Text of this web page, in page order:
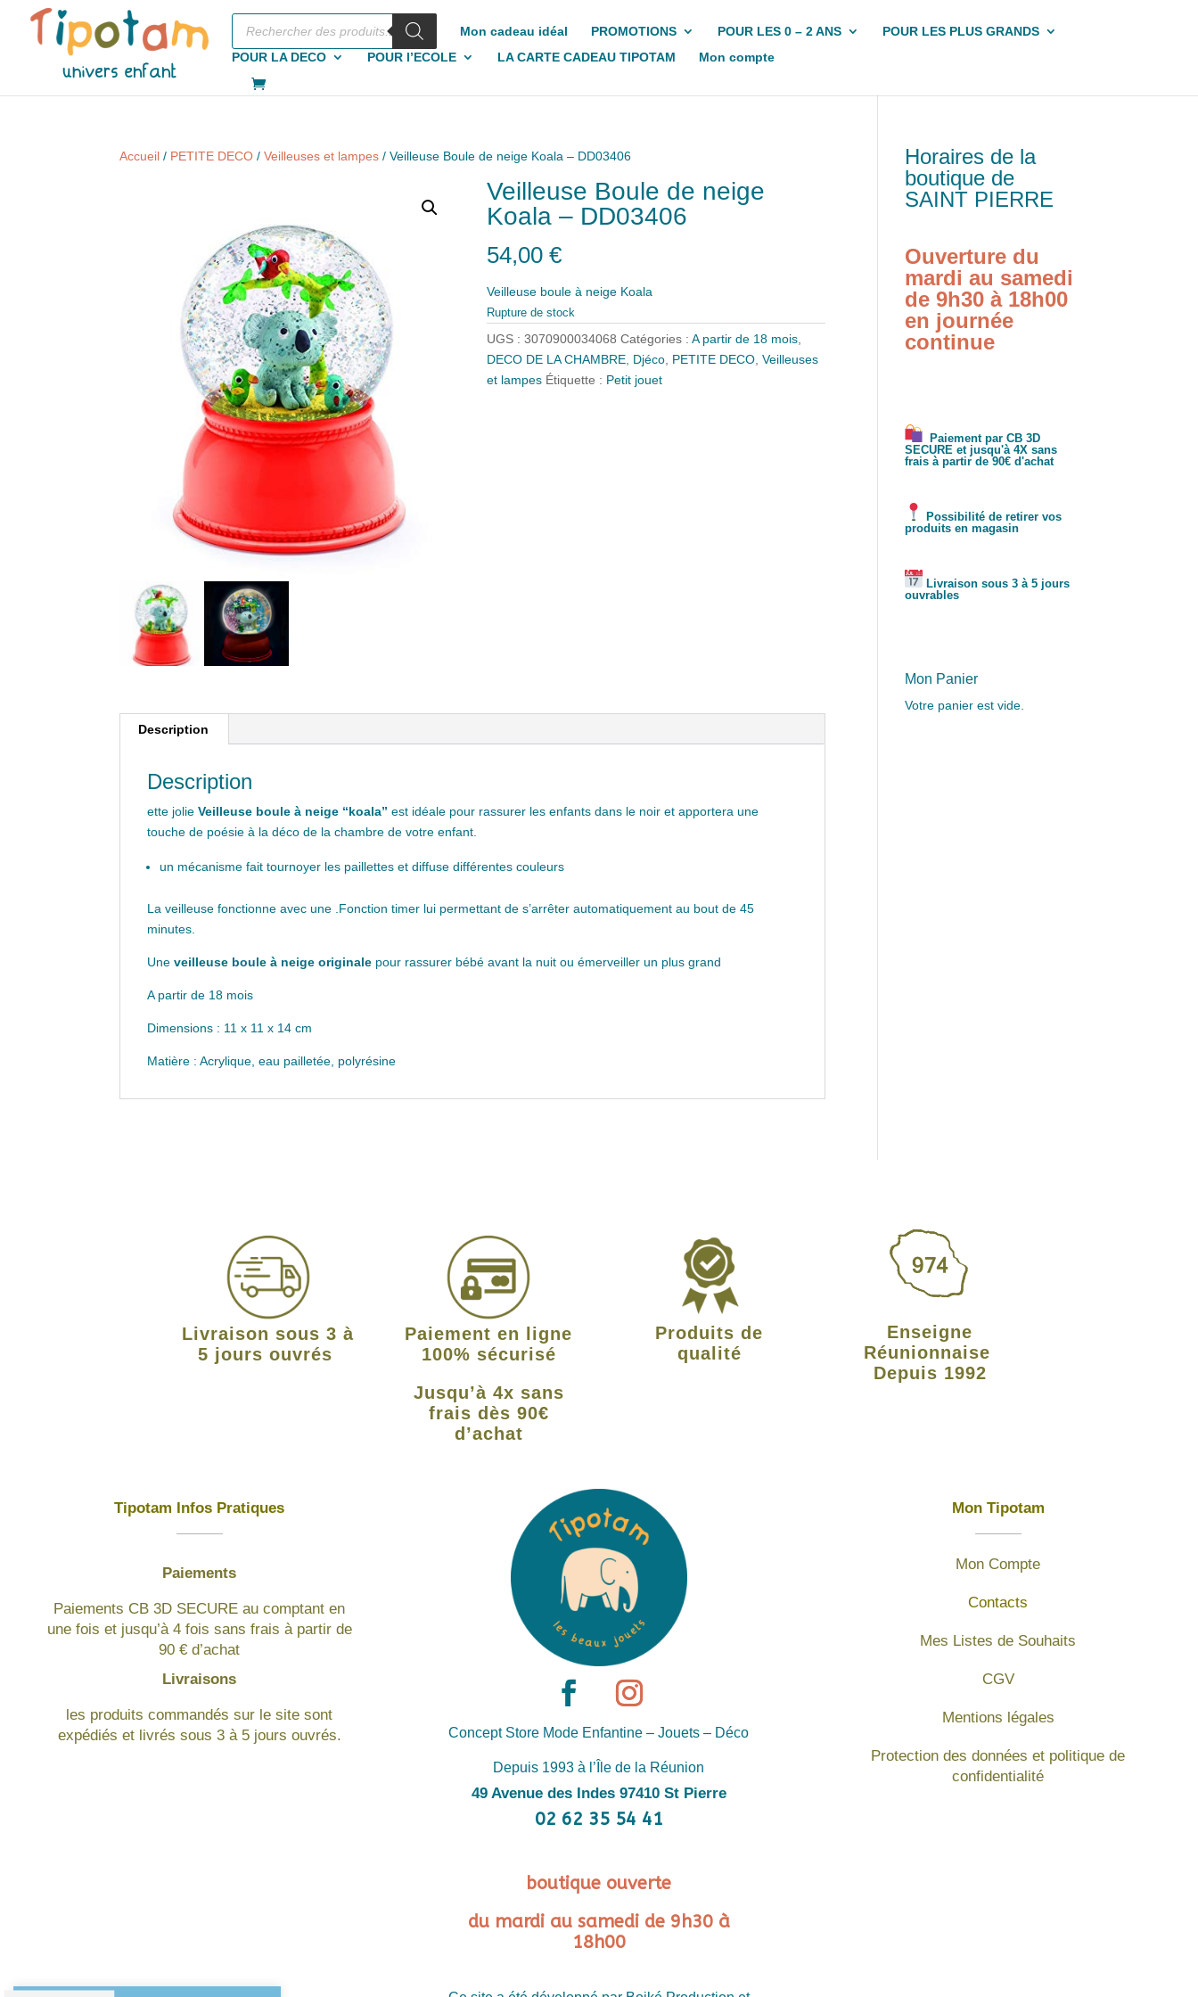
Recherche
produits
Mon cadeau idéal PROMOTIONS POUR LES 0 – 2 ANS
POUR LES PLUS GRANDS
POUR LA DECO
POUR l’ECOLE LA CARTE CADEAU TIPOTAM Mon compte
Accueil / PETITE DECO /Veilleuses et lampes / Veilleuse Boule de neige Koala – DD03406
Veilleuse Boule de neige
Koala – DD03406
54,00€
Veilleuse boule à neige Koala
Rupture de stock
UGS :3070900034068 Catégories :A partir de 18 mois,
DECO DE LA CHAMBRE, Djéco, PETITE DECO,Veilleuses
et lampes Étiquette : Petit jouet
Description
Description
ette jolieVeilleuse boule à neige “koala” est idéale pour rassurer les enfants dans le noir et apportera une
touche de poésie à la déco de la chambre de votre enfant.
un mécanisme fait tournoyer les paillettes et diffuse différentes couleurs
La veilleuse fonctionne avec une .Fonction timer lui permettant de s’arrêter automatiquement au bout de 45
minutes.
Uneveilleuse boule à neige originale pour rassurer bébé avant la nuit ou émerveiller un plus grand
A partir de 18 mois
Dimensions : 11 x 11 x 14 cm
Matière : Acrylique, eau pailletée, polyrésine
Horaires de la
boutique de
SAINT PIERRE
Ouverture du
mardi au samedi
de 9h30 à 18h00
en journée
continue
Paiement par CB 3D
SECURE et jusqu'à 4X sans
frais à partir de 90€ d'achat
Possibilité de retirer vos
produits en magasin
Livraison sous 3 à 5 jours
ouvrables
Mon Panier
Votre panier est vide.
Livraison sous 3 à
5 jours ouvrés
Paiement en ligne
100% sécurisé
Jusqu’à 4x sans
frais dès 90€
d’achat
Produits de
qualité
Enseigne
Réunionnaise
Depuis 1992
Tipotam Infos Pratiques
Paiements
Paiements CB 3D SECURE au comptant en
une fois et jusqu’à 4 fois sans frais à partir de
90 € d’achat
Livraisons
les produits commandés sur le site sont
expédiés et livrés sous 3 à 5 jours ouvrés.
Concept Store Mode Enfantine – Jouets – Déco
Depuis 1993 à l’Île de la Réunion
49 Avenue des Indes 97410 St Pierre
02 62 35 54 41
boutique ouverte
du mardi au samedi de 9h30 à
18h00
Mon Tipotam
Mon Compte
Contacts
Mes Listes de Souhaits
CGV
Mentions légales
Protection des données et politique de
confidentialité